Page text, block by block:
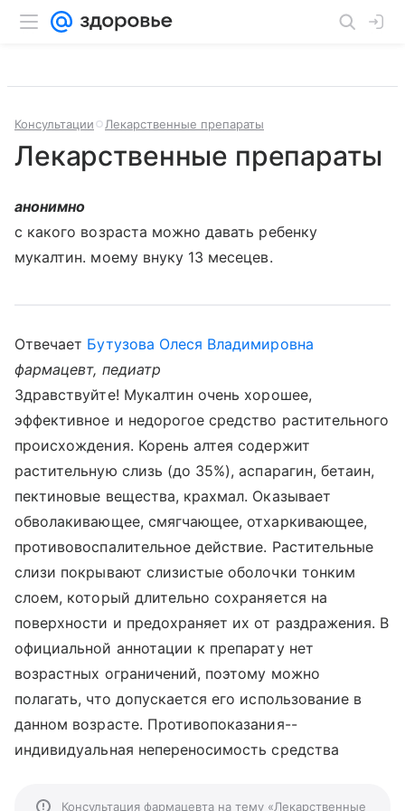
Консультации Лекарственные препараты
Лекарственные препараты
анонимно
с какого возраста можно давать ребенку
мукалтин. моему внуку 13 месецев.
Отвечает Бутузова Олеся Владимировна
фармацевт, педиатр
Здравствуйте! Мукалтин очень хорошее,
эффективное и недорогое средство растительного
происхождения. Корень алтея содержит
растительную слизь (до 35%), аспарагин, бетаин,
пектиновые вещества, крахмал. Оказывает
обволакивающее, смягчающее, отхаркивающее,
противовоспалительное действие. Растительные
слизи покрывают слизистые оболочки тонким
слоем, который длительно сохраняется на
поверхности и предохраняет их от раздражения. В
официальной аннотации к препарату нет
возрастных ограничений, поэтому можно
полагать, что допускается его использование в
данном возрасте. Противопоказания--
индивидуальная непереносимость средства
Консультация фармацевта на тему «Лекарственные